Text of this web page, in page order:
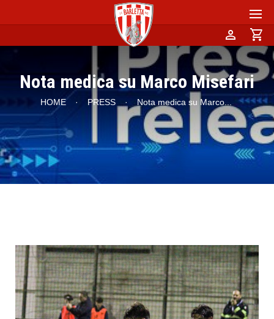
person shopping_cart
Nota medica su Marco Misefari
HOME · PRESS · Nota medica su Marco...